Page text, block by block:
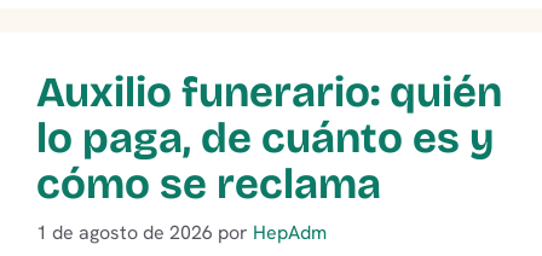
Auxilio funerario: quién
lo paga, de cuánto es y
cómo se reclama
1 de agosto de 2026 por HepAdm